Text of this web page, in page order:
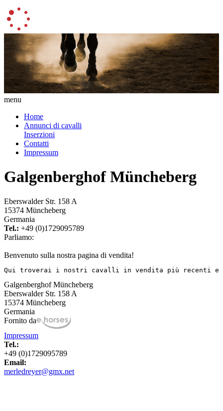
menu
Home
Annunci di cavalli
Inserzioni
Contatti
Impressum
Galgenberghof Müncheberg
Eberswalder Str. 158 A
15374 Müncheberg
Germania
Tel.: +49 (0)1729095789
Parliamo:
Benvenuto sulla nostra pagina di vendita!
Qui troverai i nostri cavalli in vendita più recenti e
Galgenberghof Müncheberg
Eberswalder Str. 158 A
15374 Müncheberg
Germania
Fornito da
Impressum
Tel.:
+49 (0)1729095789
Email:
merledreyer@gmx.net